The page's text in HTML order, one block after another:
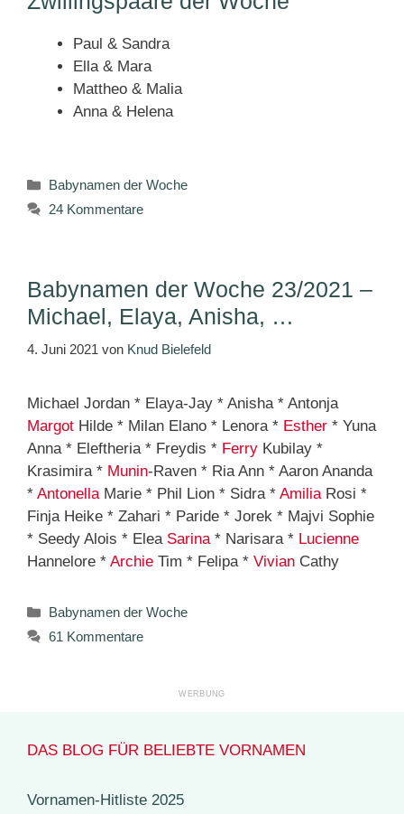
Paul & Sandra
Ella & Mara
Mattheo & Malia
Anna & Helena
Kategorien
Babynamen der Woche
24 Kommentare
Babynamen der Woche 23/2021 –
Michael, Elaya, Anisha, …
4. Juni 2021 von Knud Bielefeld
Michael Jordan * Elaya-Jay * Anisha * Antonja
Margot Hilde * Milan Elano * Lenora * Esther * Yuna
Anna * Eleftheria * Freydis * Ferry Kubilay *
Krasimira * Munin-Raven * Ria Ann * Aaron Ananda
* AntonellaMarie * Phil Lion * Sidra * AmiliaRosi *
Finja Heike * Zahari * Paride * Jorek * Majvi Sophie
* Seedy Alois * Elea Sarina* Narisara * Lucienne
Hannelore * Archie Tim * Felipa * Vivian Cathy
Kategorien
Babynamen der Woche
61 Kommentare
DAS BLOG FÜR BELIEBTE VORNAMEN
Vornamen-Hitliste 2025